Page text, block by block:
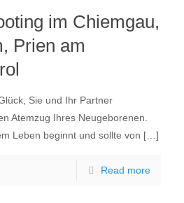
im Chiemgau,
Prien am
Sie und Ihr Partner
Atemzug Ihres Neugeborenen.
Leben beginnt und sollte von […]
Read more